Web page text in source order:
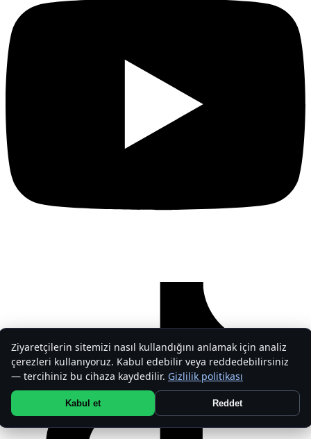
Ziyaretçilerin sitemizi nasıl kullandığını anlamak için analiz
çerezleri kullanıyoruz. Kabul edebilir veya reddedebilirsiniz
— tercihiniz bu cihaza kaydedilir. Gizlilik politikası
Kabul et Reddet